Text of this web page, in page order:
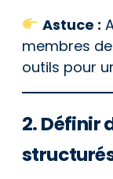
Astuce :
membres
outils pour
2. Définir